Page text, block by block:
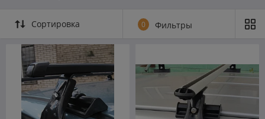
Сортировка 0 Фильтры